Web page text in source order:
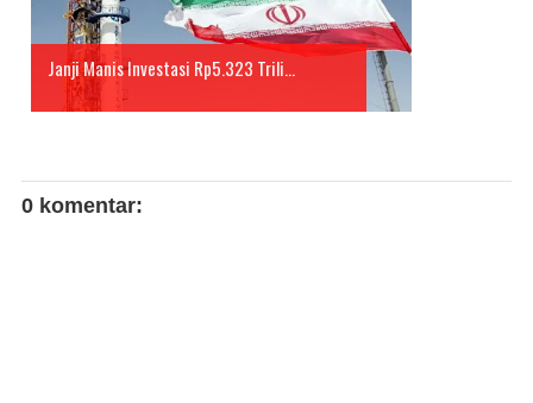
Janji Manis Investasi Rp5.323 Trili...
0 komentar: